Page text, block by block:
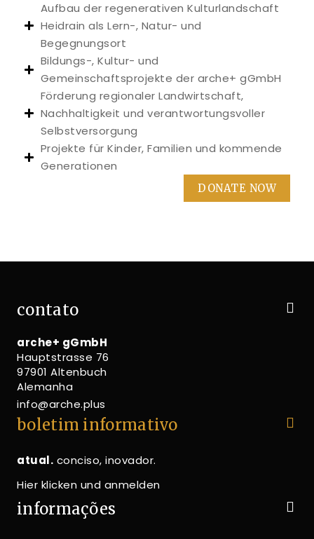
Aufbau der regenerativen Kulturlandschaft
Heidrain als Lern-, Natur- und
Begegnungsort
Bildungs-, Kultur- und
Gemeinschaftsprojekte der arche+ gGmbH
Förderung regionaler Landwirtschaft,
Nachhaltigkeit und verantwortungsvoller
Selbstversorgung
Projekte für Kinder, Familien und kommende
Generationen
DONATE NOW
contato
arche+ gGmbH
Hauptstrasse 76
97901 Altenbuch
Alemanha
info@arche.plus
boletim informativo
atual. conciso, inovador.
Hier klicken und anmelden
informações